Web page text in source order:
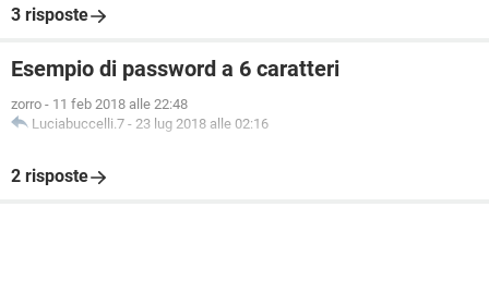
3 risposte
Esempio di password a 6 caratteri
zorro - 11 feb 2018 alle 22:48
Luciabuccelli.7 - 23 lug 2018 alle 02:16
2 risposte